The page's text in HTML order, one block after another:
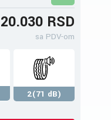
20.030 RSD
sa PDV-om
2(71 dB)